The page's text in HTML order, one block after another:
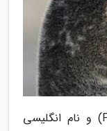
فک خزری با نام علمی (Pusa caspica) و نام انگلیسی